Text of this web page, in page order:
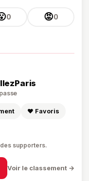
0 😡0
❤️ Favoris
des supporters.
Voir le classement →